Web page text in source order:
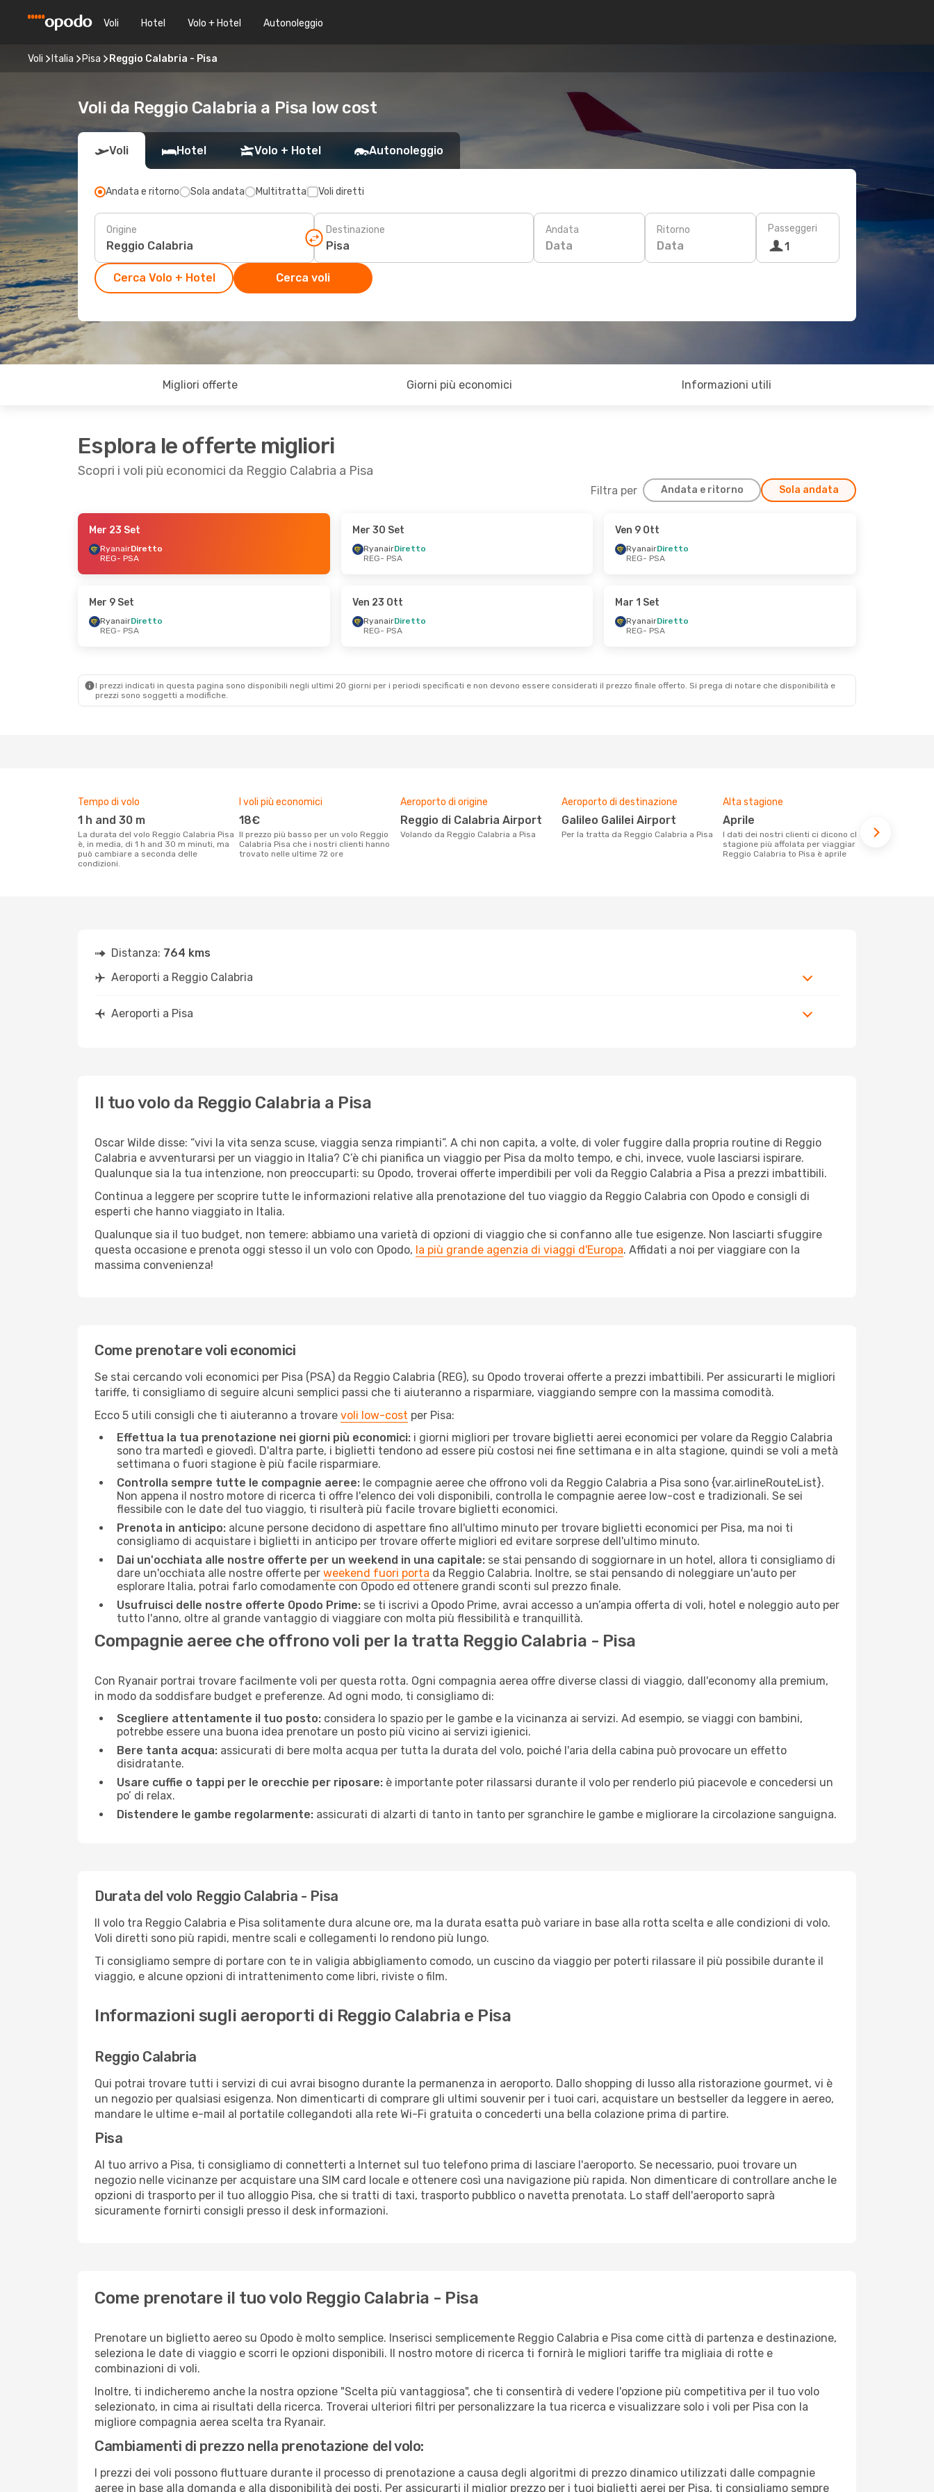
Voli Hotel Volo + Hotel Autonoleggio
Voli Italia Pisa Reggio Calabria - Pisa
Voli da Reggio Calabria a Pisa low cost
Voli Hotel Volo + Hotel Autonoleggio
Andata e ritorno Sola andata Multitratta Voli diretti
Origine Destinazione Andata
Data
Ritorno
Data
Passeggeri
1
Cerca Volo + Hotel Cerca voli
Migliori offerte Giorni più economici Informazioni utili
Esplora le offerte migliori
Scopri i voli più economici da Reggio Calabria a Pisa
Filtra per Andata e ritorno Sola andata
- Dom 20 Set
- Ven 11 Set
PSA
- REG - REG
Mer 23 Set
RyanairDiretto
REG- PSA
Mer 30 Set
RyanairDiretto
REG- PSA
Ven 9 Ott
RyanairDiretto
REG- PSA
Mer 9 Set
RyanairDiretto
REG- PSA
Ven 23 Ott
RyanairDiretto
REG- PSA
Mar 1 Set
RyanairDiretto
REG- PSA
I prezzi indicati in questa pagina sono disponibili negli ultimi 20 giorni per i periodi specificati e non devono essere considerati il ​​prezzo finale offerto. Si prega di notare che disponibilità e
prezzi sono soggetti a modifiche.
Tempo di volo
1 h and 30 m
La durata del volo Reggio Calabria Pisa
è, in media, di 1 h and 30 m minuti, ma
può cambiare a seconda delle
condizioni.
I voli più economici
18€
Il prezzo più basso per un volo Reggio
Calabria Pisa che i nostri clienti hanno
trovato nelle ultime 72 ore
Aeroporto di origine
Reggio di Calabria Airport
Volando da Reggio Calabria a Pisa
Aeroporto di destinazione
Galileo Galilei Airport
Per la tratta da Reggio Calabria a Pisa
Alta stagione
aprile
I dati dei nostri clienti ci dicono che la
stagione più affolata per viaggiare da
Reggio Calabria to Pisa è aprile
Distanza: 764 kms
Aeroporti a Reggio Calabria
Aeroporti a Pisa
Il tuo volo da Reggio Calabria a Pisa
Oscar Wilde disse: “vivi la vita senza scuse, viaggia senza rimpianti”. A chi non capita, a volte, di voler fuggire dalla propria routine di Reggio
Calabria e avventurarsi per un viaggio in Italia? C’è chi pianifica un viaggio per Pisa da molto tempo, e chi, invece, vuole lasciarsi ispirare.
Qualunque sia la tua intenzione, non preoccuparti: su Opodo, troverai offerte imperdibili per voli da Reggio Calabria a Pisa a prezzi imbattibili.
Continua a leggere per scoprire tutte le informazioni relative alla prenotazione del tuo viaggio da Reggio Calabria con Opodo e consigli di
esperti che hanno viaggiato in Italia.
Qualunque sia il tuo budget, non temere: abbiamo una varietà di opzioni di viaggio che si confanno alle tue esigenze. Non lasciarti sfuggire
questa occasione e prenota oggi stesso il un volo con Opodo, la più grande agenzia di viaggi d'Europa. Affidati a noi per viaggiare con la
massima convenienza!
Come prenotare voli economici
Se stai cercando voli economici per Pisa (PSA) da Reggio Calabria (REG), su Opodo troverai offerte a prezzi imbattibili. Per assicurarti le migliori
tariffe, ti consigliamo di seguire alcuni semplici passi che ti aiuteranno a risparmiare, viaggiando sempre con la massima comodità.
Ecco 5 utili consigli che ti aiuteranno a trovare voli low-cost per Pisa:
Effettua la tua prenotazione nei giorni più economici: i giorni migliori per trovare biglietti aerei economici per volare da Reggio Calabria
sono tra martedì e giovedì. D'altra parte, i biglietti tendono ad essere più costosi nei fine settimana e in alta stagione, quindi se voli a metà
settimana o fuori stagione è più facile risparmiare.
Controlla sempre tutte le compagnie aeree: le compagnie aeree che offrono voli da Reggio Calabria a Pisa sono {​var.airlineRouteList}.
Non appena il nostro motore di ricerca ti offre l'elenco dei voli disponibili, controlla le compagnie aeree low-cost e tradizionali. Se sei
flessibile con le date del tuo viaggio, ti risulterà più facile trovare biglietti economici.
Prenota in anticipo: alcune persone decidono di aspettare fino all'ultimo minuto per trovare biglietti economici per Pisa, ma noi ti
consigliamo di acquistare i biglietti in anticipo per trovare offerte migliori ed evitare sorprese dell'ultimo minuto.
Dai un'occhiata alle nostre offerte per un weekend in una capitale: se stai pensando di soggiornare in un hotel, allora ti consigliamo di
dare un'occhiata alle nostre offerte per weekend fuori porta da Reggio Calabria. Inoltre, se stai pensando di noleggiare un'auto per
esplorare Italia, potrai farlo comodamente con Opodo ed ottenere grandi sconti sul prezzo finale.
Usufruisci delle nostre offerte Opodo Prime: se ti iscrivi a Opodo Prime, avrai accesso a un’ampia offerta di voli, hotel e noleggio auto per
tutto l'anno, oltre al grande vantaggio di viaggiare con molta più flessibilità e tranquillità.
Compagnie aeree che offrono voli per la tratta Reggio Calabria - Pisa
Con Ryanair portrai trovare facilmente voli per questa rotta. Ogni compagnia aerea offre diverse classi di viaggio, dall'economy alla premium,
in modo da soddisfare budget e preferenze. Ad ogni modo, ti consigliamo di:
Scegliere attentamente il tuo posto: considera lo spazio per le gambe e la vicinanza ai servizi. Ad esempio, se viaggi con bambini,
potrebbe essere una buona idea prenotare un posto più vicino ai servizi igienici.
Bere tanta acqua: assicurati di bere molta acqua per tutta la durata del volo, poiché l'aria della cabina può provocare un effetto
disidratante.
Usare cuffie o tappi per le orecchie per riposare: è importante poter rilassarsi durante il volo per renderlo piú piacevole e concedersi un
po’ di relax.
Distendere le gambe regolarmente: assicurati di alzarti di tanto in tanto per sgranchire le gambe e migliorare la circolazione sanguigna.
Durata del volo Reggio Calabria - Pisa
Il volo tra Reggio Calabria e Pisa solitamente dura alcune ore, ma la durata esatta può variare in base alla rotta scelta e alle condizioni di volo.
Voli diretti sono più rapidi, mentre scali e collegamenti lo rendono più lungo.
Ti consigliamo sempre di portare con te in valigia abbigliamento comodo, un cuscino da viaggio per poterti rilassare il più possibile durante il
viaggio, e alcune opzioni di intrattenimento come libri, riviste o film.
Informazioni sugli aeroporti di Reggio Calabria e Pisa
Reggio Calabria
Qui potrai trovare tutti i servizi di cui avrai bisogno durante la permanenza in aeroporto. Dallo shopping di lusso alla ristorazione gourmet, vi è
un negozio per qualsiasi esigenza. Non dimenticarti di comprare gli ultimi souvenir per i tuoi cari, acquistare un bestseller da leggere in aereo,
mandare le ultime e-mail al portatile collegandoti alla rete Wi-Fi gratuita o concederti una bella colazione prima di partire.
Pisa
Al tuo arrivo a Pisa, ti consigliamo di connetterti a Internet sul tuo telefono prima di lasciare l'aeroporto. Se necessario, puoi trovare un
negozio nelle vicinanze per acquistare una SIM card locale e ottenere così una navigazione più rapida. Non dimenticare di controllare anche le
opzioni di trasporto per il tuo alloggio Pisa, che si tratti di taxi, trasporto pubblico o navetta prenotata. Lo staff dell'aeroporto saprà
sicuramente fornirti consigli presso il desk informazioni.
Come prenotare il tuo volo Reggio Calabria - Pisa
Prenotare un biglietto aereo su Opodo è molto semplice. Inserisci semplicemente Reggio Calabria e Pisa come città di partenza e destinazione,
seleziona le date di viaggio e scorri le opzioni disponibili. Il nostro motore di ricerca ti fornirà le migliori tariffe tra migliaia di rotte e
combinazioni di voli.
Inoltre, ti indicheremo anche la nostra opzione "Scelta più vantaggiosa", che ti consentirà di vedere l'opzione più competitiva per il tuo volo
selezionato, in cima ai risultati della ricerca. Troverai ulteriori filtri per personalizzare la tua ricerca e visualizzare solo i voli per Pisa con la
migliore compagnia aerea scelta tra Ryanair.
Cambiamenti di prezzo nella prenotazione del volo:
I prezzi dei voli possono fluttuare durante il processo di prenotazione a causa degli algoritmi di prezzo dinamico utilizzati dalle compagnie
aeree in base alla domanda e alla disponibilità dei posti. Per assicurarti il miglior prezzo per i tuoi biglietti aerei per Pisa, ti consigliamo sempre